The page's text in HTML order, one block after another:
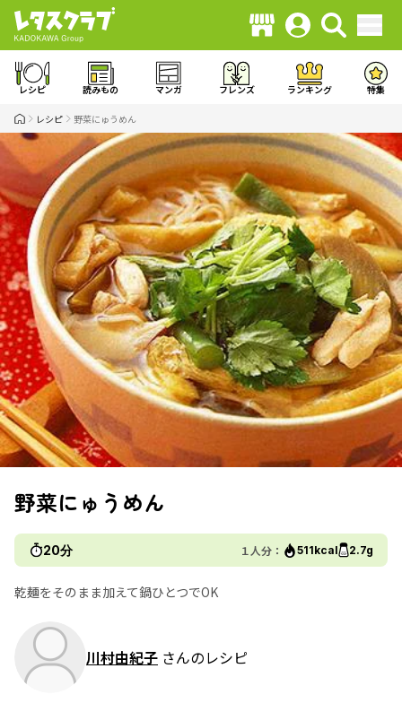
レシピ 読みもの マンガ フレンズ ランキング 特集
レシピ 野菜にゅうめん
野菜にゅうめん
20分 １人分： 511kcal 2.7g
乾麺をそのまま加えて鍋ひとつでOK
川村由紀子 さんのレシピ